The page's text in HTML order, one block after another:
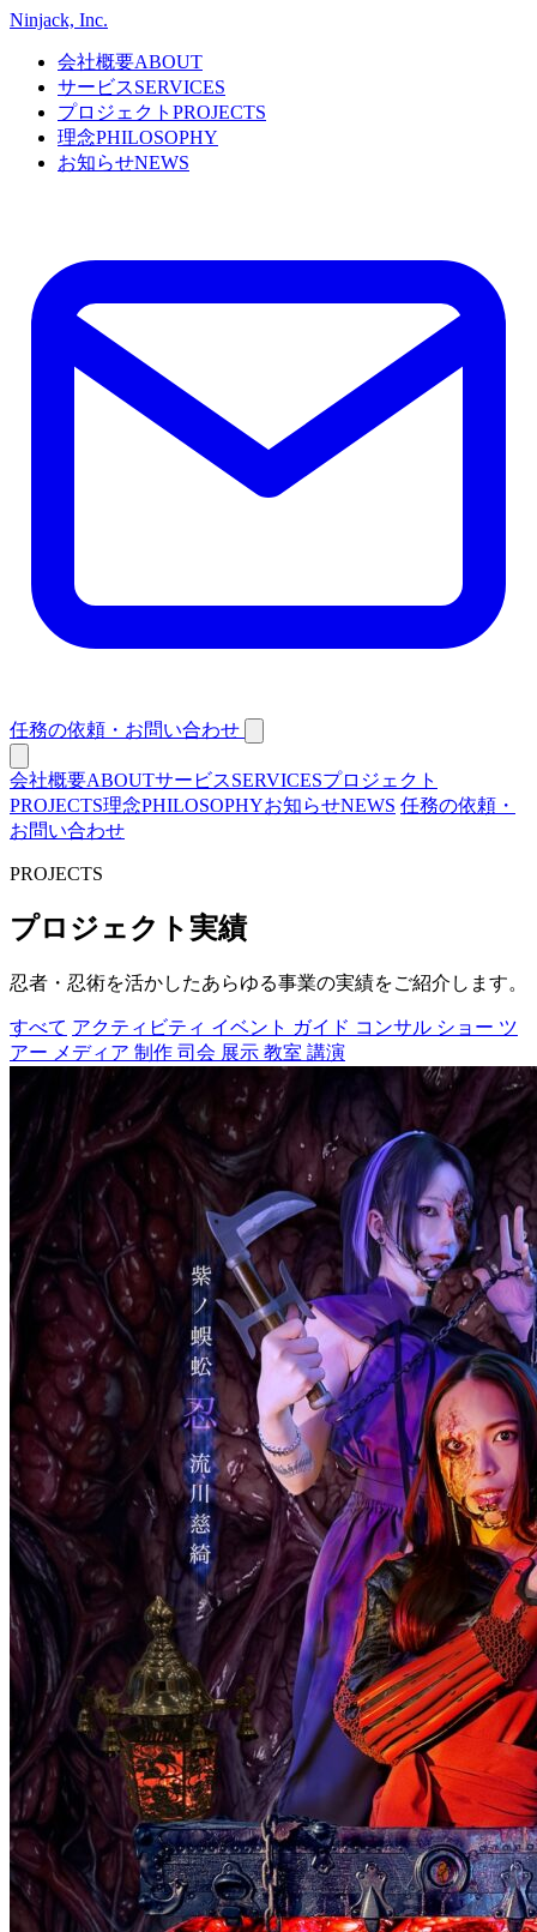
Ninjack, Inc.
会社概要ABOUT
サービスSERVICES
プロジェクト PROJECTS
理念PHILOSOPHY
お知らせNEWS
任務の依頼・お問い合わせ
会社概要ABOUTサービスSERVICESプロジェクト
PROJECTS理念PHILOSOPHYお知らせNEWS 任務の依頼・
お問い合わせ
PROJECTS
プロジェクト実績
忍者・忍術を活かしたあらゆる事業の実績をご紹介します。
すべて アクティビティ イベント ガイド コンサル ショー ツ
アー メディア 制作 司会 展示 教室 講演